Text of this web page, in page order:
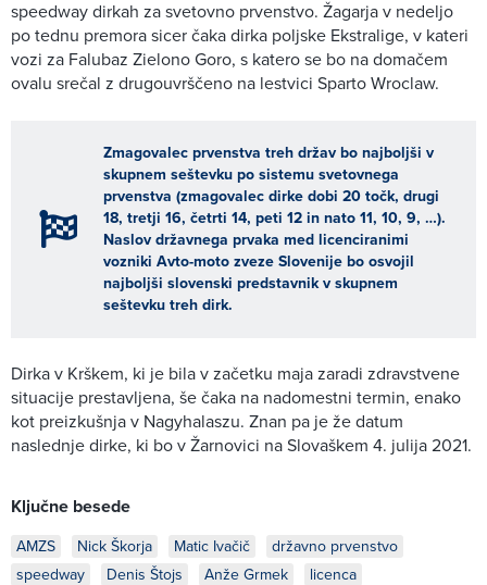
speedway dirkah za svetovno prvenstvo. Žagarja v nedeljo
po tednu premora sicer čaka dirka poljske Ekstralige, v kateri
vozi za Falubaz Zielono Goro, s katero se bo na domačem
ovalu srečal z drugouvrščeno na lestvici Sparto Wroclaw.
Zmagovalec prvenstva treh držav bo najboljši v
skupnem seštevku po sistemu svetovnega
prvenstva (zmagovalec dirke dobi 20 točk, drugi
18, tretji 16, četrti 14, peti 12 in nato 11, 10, 9, …).
Naslov državnega prvaka med licenciranimi
vozniki Avto-moto zveze Slovenije bo osvojil
najboljši slovenski predstavnik v skupnem
seštevku treh dirk.
Dirka v Krškem, ki je bila v začetku maja zaradi zdravstvene
situacije prestavljena, še čaka na nadomestni termin, enako
kot preizkušnja v Nagyhalaszu. Znan pa je že datum
naslednje dirke, ki bo v Žarnovici na Slovaškem 4. julija 2021.
Ključne besede
AMZS Nick Škorja Matic Ivačič
državno prvenstvo
speedway
Denis Štojs Anže Grmek
licenca